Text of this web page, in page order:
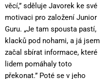
věcí,” sděluje Javorek ke své
motivaci pro založení Junior
Guru. „Je tam spousta pastí,
klacků pod nohami, a já jsem
začal sbírat informace, které
lidem pomáhaly toto
překonat.” Poté se v jeho